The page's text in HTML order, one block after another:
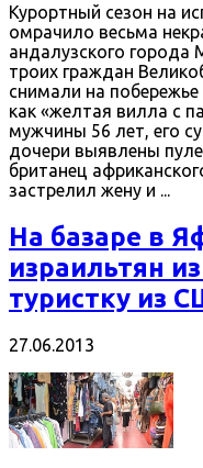
Курортный сезон на
омрачило весьма
андалузского
троих граждан
снимали на
как «желтая вилла с
мужчины 56 лет, его
дочери выявлены
британец
застрелил жену и ...
На базаре в
израильтян
туристку из
27.06.2013